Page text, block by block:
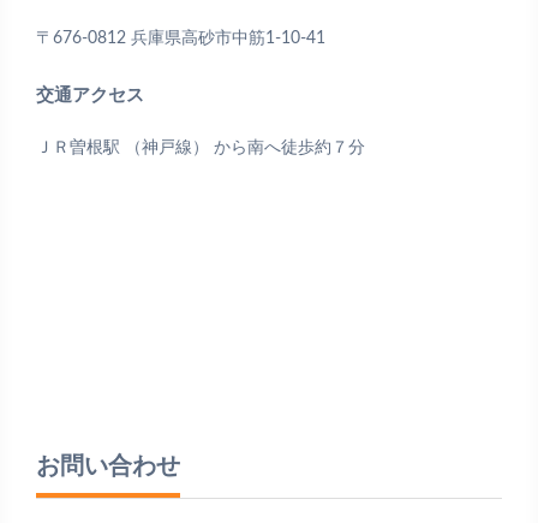
〒676-0812 兵庫県高砂市中筋1-10-41
交通アクセス
ＪＲ曽根駅 （神戸線） から南へ徒歩約７分
お問い合わせ